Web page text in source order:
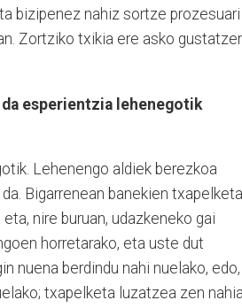
bizipenez nahiz sortze prozesuari
Zortziko txikia ere asko
esperientzia lehenegotik
Lehenengo aldiek berezkoa
Bigarrenean banekien txapelketa
nire buruan, udazkeneko gai
horretarako, eta uste dut
nuena berdindu nahi nuelako, edo,
txapelketa luzatzea zen